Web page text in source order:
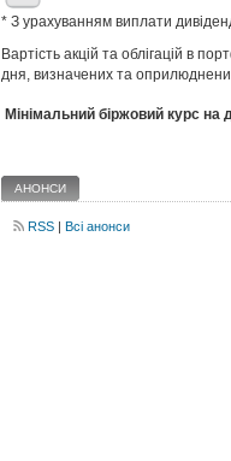
* З урахуванням виплати
Вартість акцій та облігацій в
дня, визначених та
Мінімальний біржовий курс на
АНОНСИ
RSS | Всі анонси